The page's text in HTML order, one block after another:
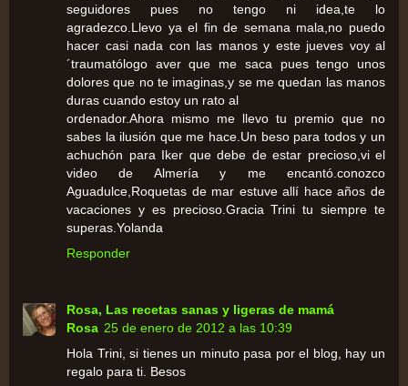
seguidores pues no tengo ni idea,te lo
agradezco.Llevo ya el fin de semana mala,no puedo
hacer casi nada con las manos y este jueves voy al
´traumatólogo aver que me saca pues tengo unos
dolores que no te imaginas,y se me quedan las manos
duras cuando estoy un rato al
ordenador.Ahora mismo me llevo tu premio que no
sabes la ilusión que me hace.Un beso para todos y un
achuchón para Iker que debe de estar precioso,vi el
video de Almería y me encantó.conozco
Aguadulce,Roquetas de mar estuve allí hace años de
vacaciones y es precioso.Gracia Trini tu siempre te
superas.Yolanda
Responder
Rosa, Las recetas sanas y ligeras de mamá
Rosa 25 de enero de 2012 a las 10:39
Hola Trini, si tienes un minuto pasa por el blog, hay un
regalo para ti. Besos